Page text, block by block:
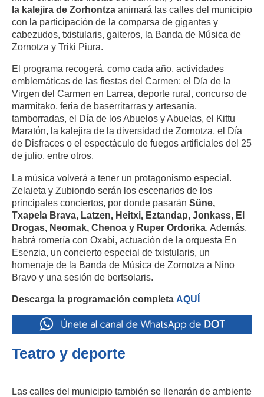
la kalejira de Zorhontza animará las calles del municipio
con la participación de la comparsa de gigantes y
cabezudos, txistularis, gaiteros, la Banda de Música de
Zornotza y Triki Piura.
El programa recogerá, como cada año, actividades
emblemáticas de las fiestas del Carmen: el Día de la
Virgen del Carmen en Larrea, deporte rural, concurso de
marmitako, feria de baserritarras y artesanía,
tamborradas, el Día de los Abuelos y Abuelas, el Kittu
Maratón, la kalejira de la diversidad de Zornotza, el Día
de Disfraces o el espectáculo de fuegos artificiales del 25
de julio, entre otros.
La música volverá a tener un protagonismo especial.
Zelaieta y Zubiondo serán los escenarios de los
principales conciertos, por donde pasarán Süne,
Txapela Brava, Latzen, Heitxi, Eztandap, Jonkass, El
Drogas, Neomak, Chenoa y Ruper Ordorika. Además,
habrá romería con Oxabi, actuación de la orquesta En
Esenzia, un concierto especial de txistularis, un
homenaje de la Banda de Música de Zornotza a Nino
Bravo y una sesión de bertsolaris.
Descarga la programación completa AQUÍ
Teatro y deporte
Las calles del municipio también se llenarán de ambiente